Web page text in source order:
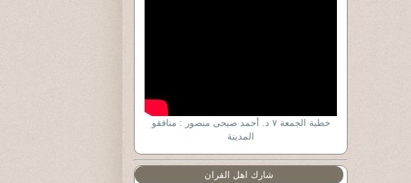
خطبة الجمعة ٧ د. أحمد صبحى منصور : منافقو
المدينة
شارك اهل القران